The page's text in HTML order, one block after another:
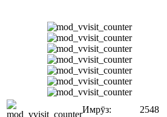
Имрӯз:
2548